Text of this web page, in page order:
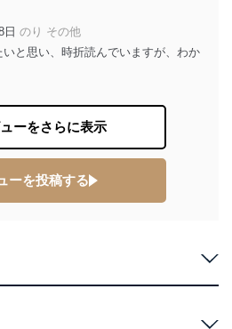
サービス 個人情報問い合わせ
ンサービス
伸一郎
ついて
個人情報を取得・アクセス・利
ます。
11
日 のり その他
と思い、時折読んでいますが、わか
ーをさらに表示
ーを投稿する